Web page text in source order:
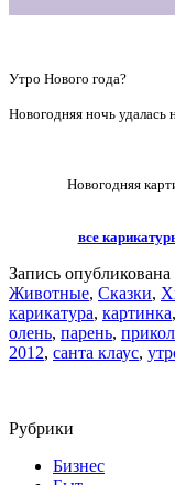
Утро Нового года?
Новогодняя ночь удалась
Новогодняя
все
Запись опубликована
Животные, Сказки,
карикатура, картинка,
олень, парень, прикол
2012, санта клаус,
Рубрики
Бизнес